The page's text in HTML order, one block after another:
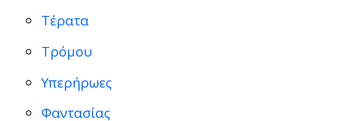
Τέρατα
Τρόμου
Υπερήρωες
Φαντασίας